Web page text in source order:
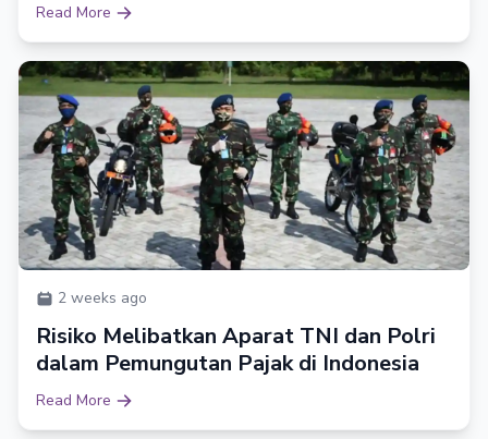
Read More
2 weeks ago
Risiko Melibatkan Aparat TNI dan Polri
dalam Pemungutan Pajak di Indonesia
Read More